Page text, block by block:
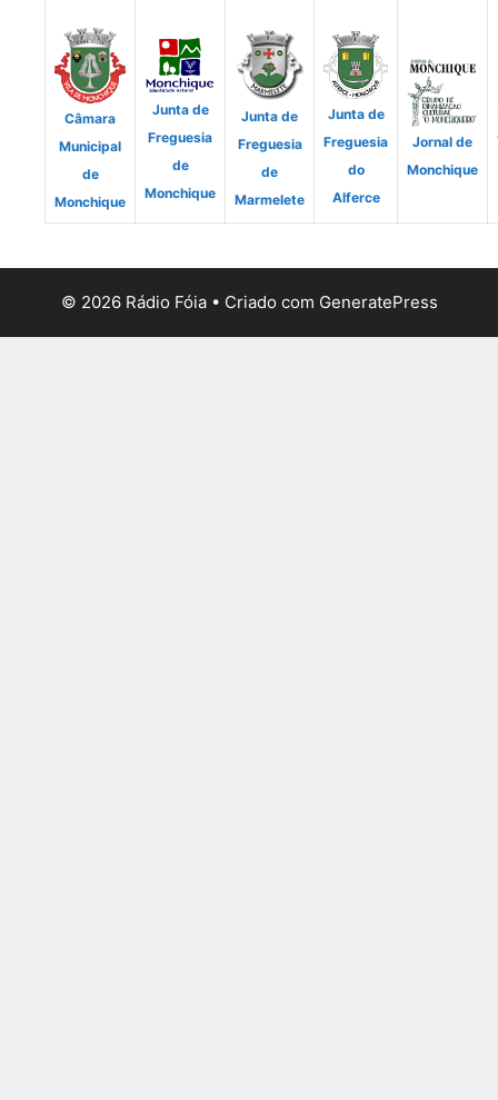
Câmara
Municipal
de
Monchique
Junta de
Freguesia
de
Monchique
Junta de
Freguesia
de
Marmelete
Junta de
Freguesia
do
Alferce
Jornal de
Monchique
© 2026 Rádio Fóia• Criado com GeneratePress